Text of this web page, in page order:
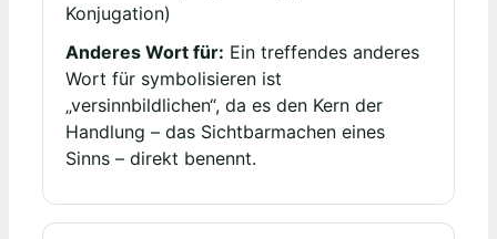
Konjugation)
Anderes Wort für: Ein treffendes anderes
Wort für symbolisieren ist
„versinnbildlichen“, da es den Kern der
Handlung – das Sichtbarmachen eines
Sinns – direkt benennt.